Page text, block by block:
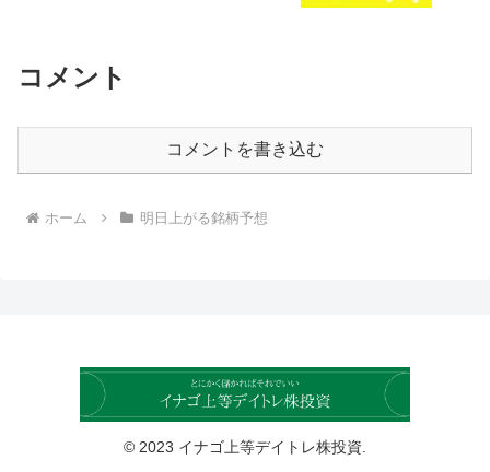
コメント
コメントを書き込む
ホーム 明日上がる銘柄予想
© 2023 イナゴ上等デイトレ株投資.